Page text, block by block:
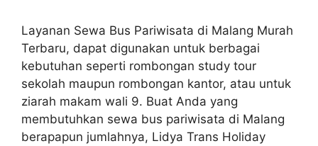
Layanan Sewa Bus Pariwisata di Malang Murah
Terbaru, dapat digunakan untuk berbagai
kebutuhan seperti rombongan study tour
sekolah maupun rombongan kantor, atau untuk
ziarah makam wali 9. Buat Anda yang
membutuhkan sewa bus pariwisata di Malang
berapapun jumlahnya, Lidya Trans Holiday